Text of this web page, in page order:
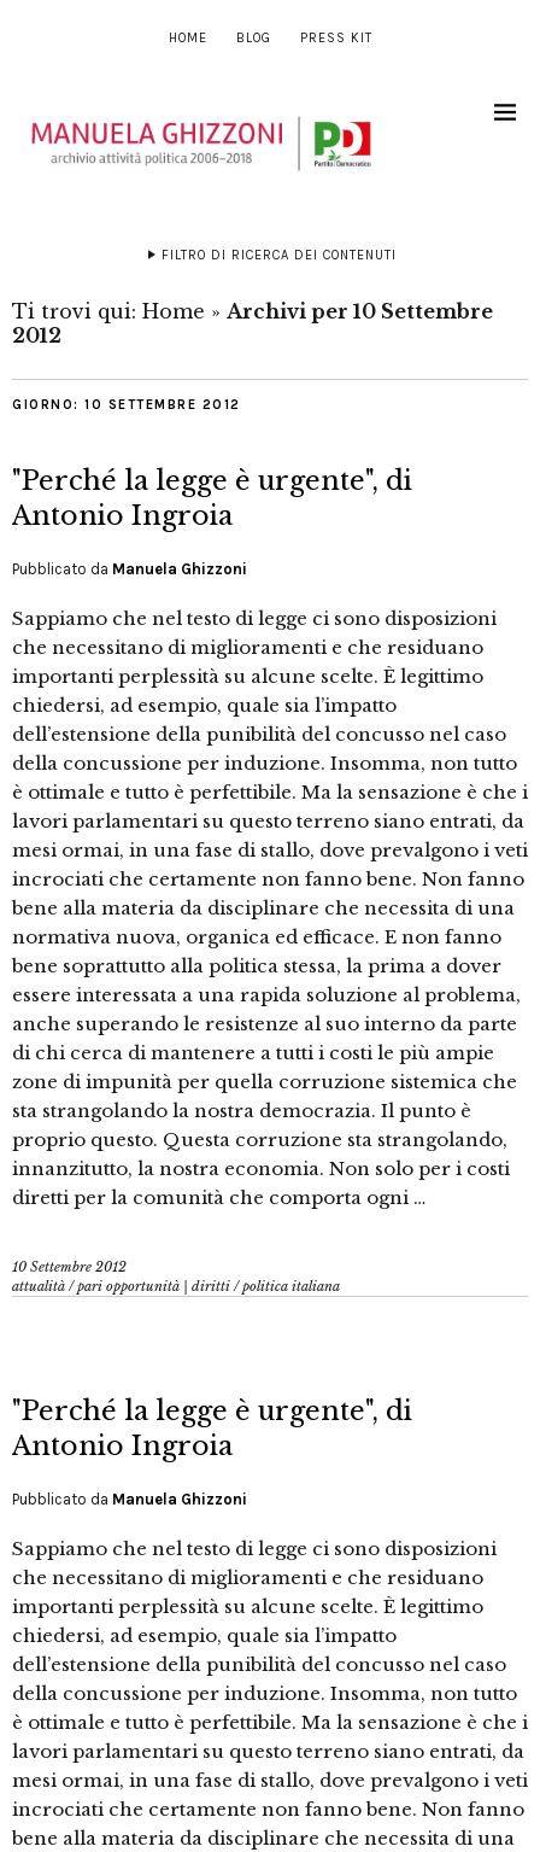
HOME BLOG PRESS KIT
FILTRO DI RICERCA DEI CONTENUTI
Ti trovi qui: Home » Archivi per 10 Settembre
2012
GIORNO: 10 SETTEMBRE 2012
"Perché la legge è urgente", di
Antonio Ingroia
Pubblicato da Manuela Ghizzoni
Sappiamo che nel testo di legge ci sono disposizioni
che necessitano di miglioramenti e che residuano
importanti perplessità su alcune scelte. È legittimo
chiedersi, ad esempio, quale sia l’impatto
dell’estensione della punibilità del concusso nel caso
della concussione per induzione. Insomma, non tutto
è ottimale e tutto è perfettibile. Ma la sensazione è che i
lavori parlamentari su questo terreno siano entrati, da
mesi ormai, in una fase di stallo, dove prevalgono i veti
incrociati che certamente non fanno bene. Non fanno
bene alla materia da disciplinare che necessita di una
normativa nuova, organica ed efficace. E non fanno
bene soprattutto alla politica stessa, la prima a dover
essere interessata a una rapida soluzione al problema,
anche superando le resistenze al suo interno da parte
di chi cerca di mantenere a tutti i costi le più ampie
zone di impunità per quella corruzione sistemica che
sta strangolando la nostra democrazia. Il punto è
proprio questo. Questa corruzione sta strangolando,
innanzitutto, la nostra economia. Non solo per i costi
diretti per la comunità che comporta ogni …
10 Settembre 2012
attualità /pari opportunità | diritti /politica italiana
"Perché la legge è urgente", di
Antonio Ingroia
Pubblicato da Manuela Ghizzoni
Sappiamo che nel testo di legge ci sono disposizioni
che necessitano di miglioramenti e che residuano
importanti perplessità su alcune scelte. È legittimo
chiedersi, ad esempio, quale sia l’impatto
dell’estensione della punibilità del concusso nel caso
della concussione per induzione. Insomma, non tutto
è ottimale e tutto è perfettibile. Ma la sensazione è che i
lavori parlamentari su questo terreno siano entrati, da
mesi ormai, in una fase di stallo, dove prevalgono i veti
incrociati che certamente non fanno bene. Non fanno
bene alla materia da disciplinare che necessita di una